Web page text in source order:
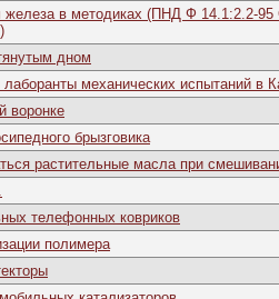
в методиках (ПНД Ф 14.1:2.2-95
дном
механических испытаний в
воронке
брызговика
растительные масла при
телефонных ковриков
полимера